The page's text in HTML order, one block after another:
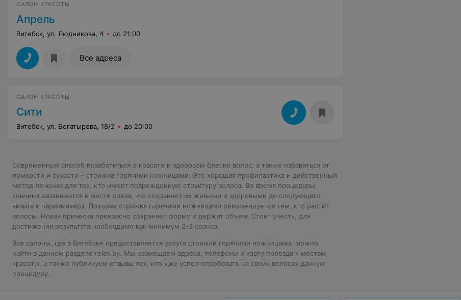
САЛОН КРАСОТЫ
Апрель
Витебск, ул. Людникова, 4 до 21:00
Все адреса
САЛОН КРАСОТЫ
Сити
Витебск, ул. Богатырева, 18/2 до 20:00
Современный способ позаботиться о красоте и здоровом блеске волос, а также избавиться от
ломкости и сухости – стрижка горячими ножницами. Это хорошая профилактика и действенный
метод лечения для тех, кто имеет поврежденную структуру волоса. Во время процедуры
кончики запаиваются в месте среза, что сохраняет их живыми и здоровыми до следующего
визита к парикмахеру. Поэтому стрижка горячими ножницами рекомендуется тем, кто растит
волосы. Новая прическа прекрасно сохраняет форму и держит объем. Стоит учесть, для
достижения результата необходимо как минимум 2-3 сеанса.
Все салоны, где в Витебске предоставляется услуга стрижки горячими ножницами, можно
найти в данном разделе relax.by. Мы размещаем адреса, телефоны и карту проезда к местам
красоты, а также публикуем отзывы тех, кто уже успел опробовать на своих волосах данную
процедуру.